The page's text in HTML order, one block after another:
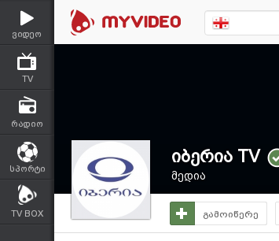
ვიდეო
TV
რადიო
სპორტი
TV BOX
იბერია TV
მედია
გამოიწერე